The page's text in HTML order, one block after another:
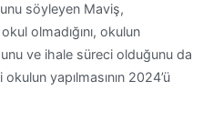
söyleyen Maviş,
olmadığını, okulun
ve ihale süreci olduğunu da
yapılmasının 2024’ü